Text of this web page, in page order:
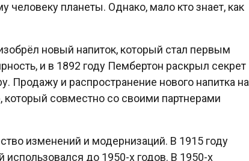
планеты. Однако, мало кто знает, как
новый напиток, который стал первым
и в 1892 году Пембертон раскрыл секрет
Продажу и распространение нового напитка на
совместно со своими партнерами
изменений и модернизаций. В 1915 году
использовался до 1950-х годов. В 1950-х